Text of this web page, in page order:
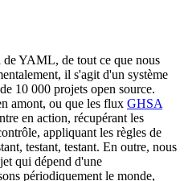
YAML, de tout ce que nous
il s'agit d'un système
10 000 projets open source.
amont, ou que les flux GHSA
en action, récupérant les
appliquant les règles de
testant, testant. En outre, nous
qui dépend d'une
périodiquement le monde,